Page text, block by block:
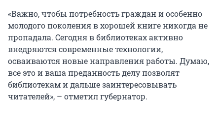
«Важно, чтобы потребность граждан и особенно
молодого поколения в хорошей книге никогда не
пропадала. Сегодня в библиотеках активно
внедряются современные технологии,
осваиваются новые направления работы. Думаю,
все это и ваша преданность делу позволят
библиотекам и дальше заинтересовывать
читателей», – отметил губернатор.